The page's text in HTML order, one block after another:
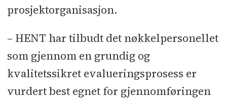
prosjektorganisasjon.
– HENT har tilbudt det nøkkelpersonellet
som gjennom en grundig og
kvalitetssikret evalueringsprosess er
vurdert best egnet for gjennomføringen